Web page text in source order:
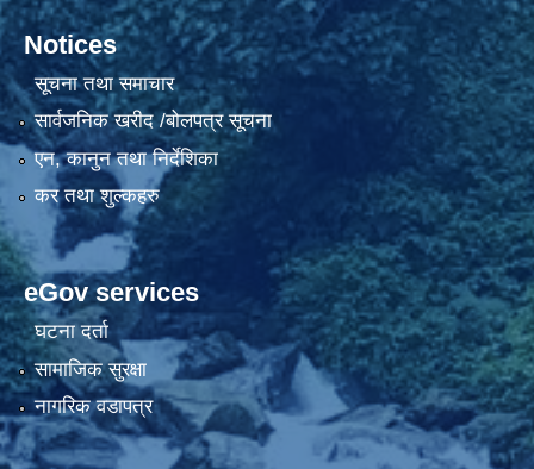
Notices
सूचना तथा समाचार
सार्वजनिक खरीद /बोलपत्र सूचना
एन, कानुन तथा निर्देशिका
कर तथा शुल्कहरु
eGov services
घटना दर्ता
सामाजिक सुरक्षा
नागरिक वडापत्र